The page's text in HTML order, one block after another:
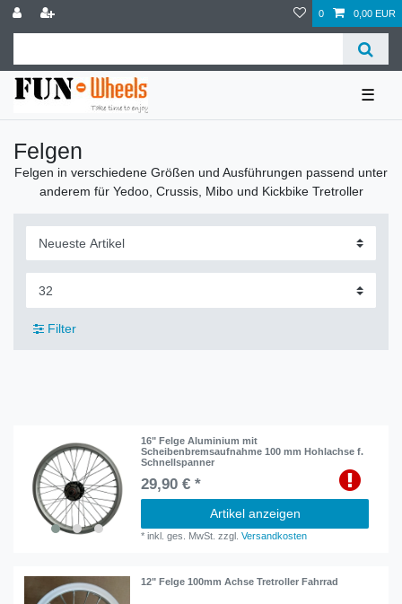
0 0,00 EUR
☰
Felgen
Felgen in verschiedene Größen und Ausführungen passend unter
anderem für Yedoo, Crussis, Mibo und Kickbike Tretroller
Filter
16" Felge Aluminium mit
Scheibenbremsaufnahme 100 mm Hohlachse f.
Schnellspanner
29,90 € *
Artikel anzeigen
*inkl. ges. MwSt. zzgl.Versandkosten
12" Felge 100mm Achse Tretroller Fahrrad